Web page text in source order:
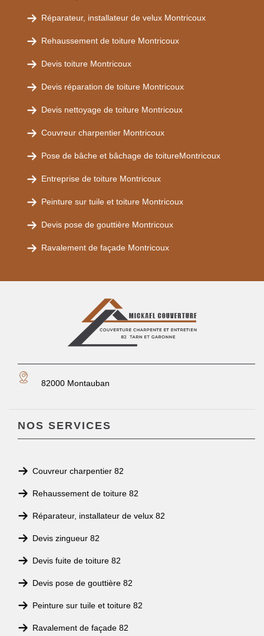
Réparateur, installateur de velux Montricoux
Rehaussement de toiture Montricoux
Devis toiture Montricoux
Devis réparation de toiture Montricoux
Devis nettoyage de toiture Montricoux
Couvreur charpentier Montricoux
Pose de bâche et bâchage de toitureMontricoux
Entreprise de toiture Montricoux
Peinture sur tuile et toiture Montricoux
Devis pose de gouttière Montricoux
Ravalement de façade Montricoux
82000 Montauban
NOS SERVICES
Couvreur charpentier 82
Rehaussement de toiture 82
Réparateur, installateur de velux 82
Devis zingueur 82
Devis fuite de toiture 82
Devis pose de gouttière 82
Peinture sur tuile et toiture 82
Ravalement de façade 82